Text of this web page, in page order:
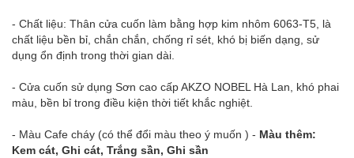
- Chất liệu: Thân cửa cuốn làm bằng hợp kim nhôm 6063-T5, là
chất liệu bền bỉ, chắn chắn, chống rỉ sét, khó bị biến dạng, sử
dụng ổn định trong thời gian dài.
- Cửa cuốn sử dụng Sơn cao cấp AKZO NOBEL Hà Lan, khó phai
màu, bền bỉ trong điều kiện thời tiết khắc nghiệt.
- Màu Cafe cháy (có thể đổi màu theo ý muốn ) - Màu thêm:
Kem cát, Ghi cát, Trắng sần, Ghi sần